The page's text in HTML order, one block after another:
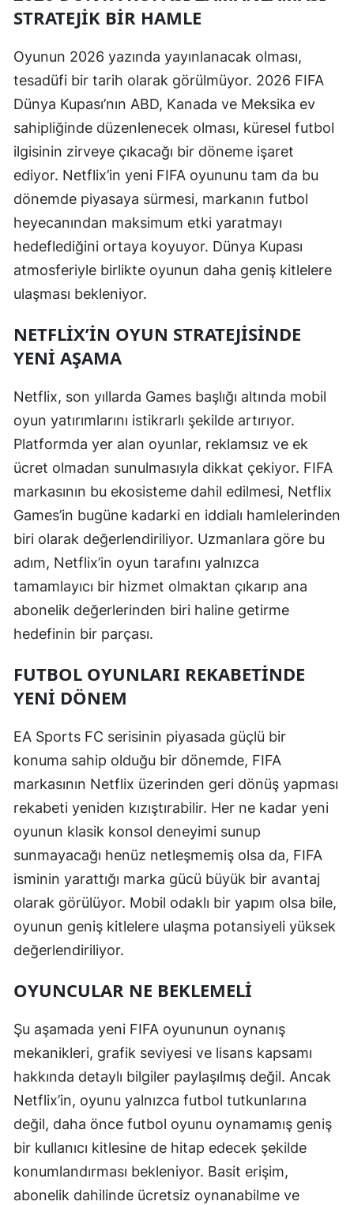
Zonguldak
Bayburt
Karaman
Kırıkkale
Batman
Şırnak
Karabük
Kilis
Osmaniye
Düzce
STRATEJIK BIR HAMLE
Oyunun 2026 yazında yayınlanacak olması,
tesadüfi bir tarih olarak görülmüyor. 2026 FIFA
Dünya Kupası’nın ABD, Kanada ve Meksika ev
sahipliğinde düzenlenecek olması, küresel futbol
ilgisinin zirveye çıkacağı bir döneme işaret
ediyor. Netflix’in yeni FIFA oyununu tam da bu
dönemde piyasaya sürmesi, markanın futbol
heyecanından maksimum etki yaratmayı
hedeflediğini ortaya koyuyor. Dünya Kupası
atmosferiyle birlikte oyunun daha geniş kitlelere
ulaşması bekleniyor.
NETFLIX’IN OYUN STRATEJISINDE
YENI AŞAMA
Netflix, son yıllarda Games başlığı altında mobil
oyun yatırımlarını istikrarlı şekilde artırıyor.
Platformda yer alan oyunlar, reklamsız ve ek
ücret olmadan sunulmasıyla dikkat çekiyor. FIFA
markasının bu ekosisteme dahil edilmesi, Netflix
Games’in bugüne kadarki en iddialı hamlelerinden
biri olarak değerlendiriliyor. Uzmanlara göre bu
adım, Netflix’in oyun tarafını yalnızca
tamamlayıcı bir hizmet olmaktan çıkarıp ana
abonelik değerlerinden biri haline getirme
hedefinin bir parçası.
FUTBOL OYUNLARI REKABETINDE
YENI DÖNEM
EA Sports FC serisinin piyasada güçlü bir
konuma sahip olduğu bir dönemde, FIFA
markasının Netflix üzerinden geri dönüş yapması
rekabeti yeniden kızıştırabilir. Her ne kadar yeni
oyunun klasik konsol deneyimi sunup
sunmayacağı henüz netleşmemiş olsa da, FIFA
isminin yarattığı marka gücü büyük bir avantaj
olarak görülüyor. Mobil odaklı bir yapım olsa bile,
oyunun geniş kitlelere ulaşma potansiyeli yüksek
değerlendiriliyor.
OYUNCULAR NE BEKLEMELI
Şu aşamada yeni FIFA oyununun oynanış
mekanikleri, grafik seviyesi ve lisans kapsamı
hakkında detaylı bilgiler paylaşılmış değil. Ancak
Netflix’in, oyunu yalnızca futbol tutkunlarına
değil, daha önce futbol oyunu oynamamış geniş
bir kullanıcı kitlesine de hitap edecek şekilde
konumlandırması bekleniyor. Basit erişim,
abonelik dahilinde ücretsiz oynanabilme ve